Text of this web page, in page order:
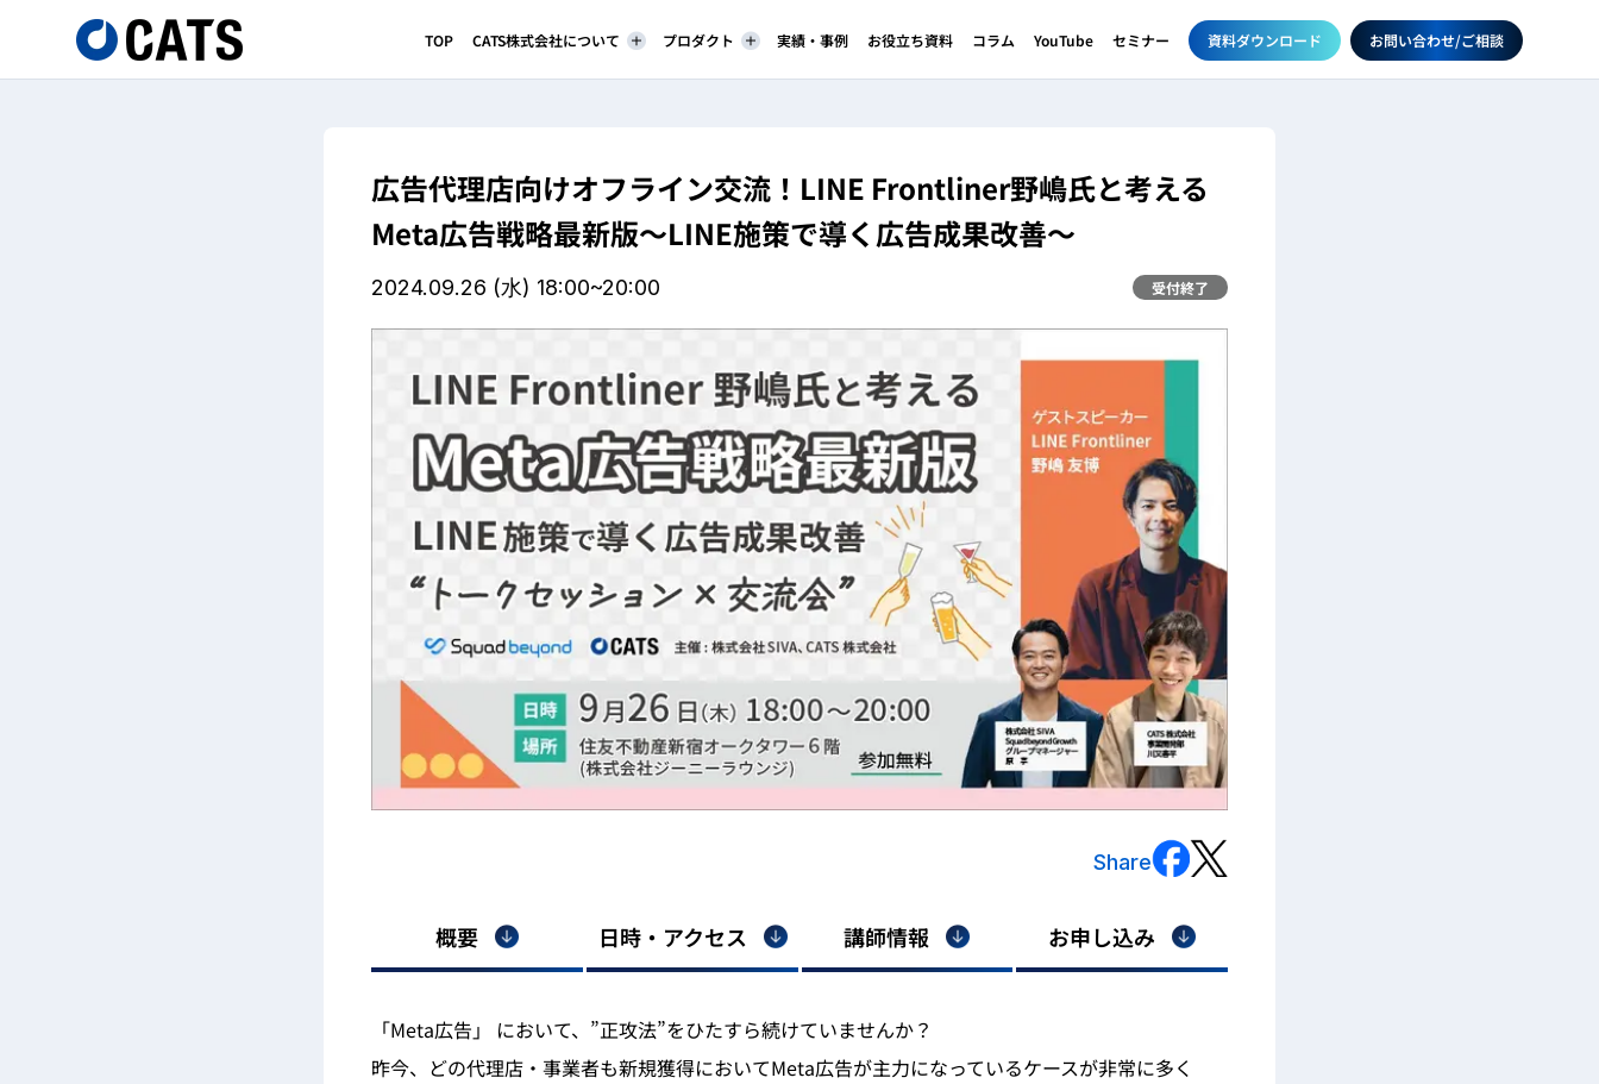
TOP CATS株式会社について プロダクト 実績・事例 お役立ち資料 コラム YouTube セミナー 資料ダウンロード お問い合わせ/ご相談
広告代理店向けオフライン交流！LINE Frontliner野嶋氏と考える
Meta広告戦略最新版～LINE施策で導く広告成果改善～
2024.09.26 (水) 18:00~20:00 受付終了
Share
概要 日時・アクセス 講師情報 お申し込み
「Meta広告」 において、”正攻法”をひたすら続けていませんか？
昨今、どの代理店・事業者も新規獲得においてMeta広告が主力になっているケースが非常に多く